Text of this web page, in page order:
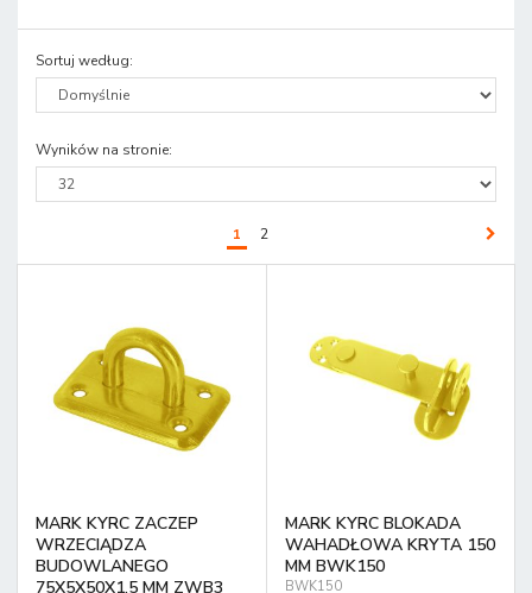
Sortuj według:
Wyników na stronie:
1 2
MARK KYRC ZACZEP
WRZECIĄDZA
BUDOWLANEGO
75X5X50X1,5 MM ZWB3
MARK KYRC BLOKADA
WAHADŁOWA KRYTA 150
MM BWK150
BWK150